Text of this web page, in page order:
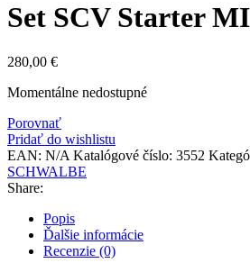
Set SCV Starter
280,00 €
Momentálne nedostupné
Porovnať
Pridať do wishlistu
EAN: N/A Katalógové číslo: 3552
SCHWALBE
Share:
Popis
Ďalšie informácie
Recenzie (0)